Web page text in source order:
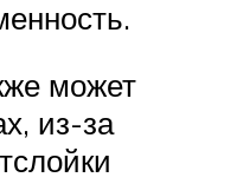
может
из-за